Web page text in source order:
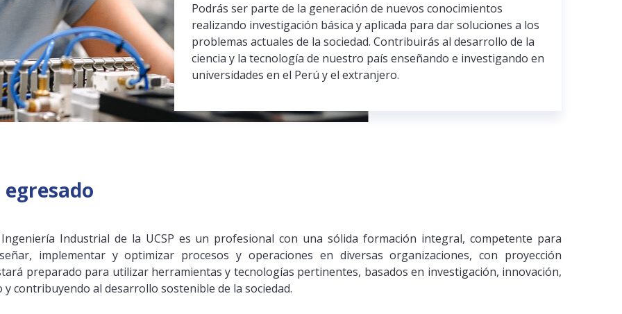
Podrás ser parte de la generación de nuevos conocimientos
realizando investigación básica y aplicada para dar soluciones a los
problemas actuales de la sociedad. Contribuirás al desarrollo de la
ciencia y la tecnología de nuestro país enseñando e investigando en
universidades en el Perú y el extranjero.
Industrial de la UCSP es un profesional con una sólida formación integral, competente para
implementar y optimizar procesos y operaciones en diversas organizaciones, con proyección
preparado para utilizar herramientas y tecnologías pertinentes, basados en investigación, innovación,
contribuyendo al desarrollo sostenible de la sociedad.